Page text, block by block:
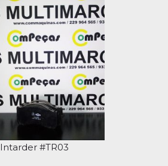
Intarder #TR03